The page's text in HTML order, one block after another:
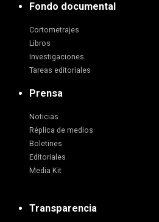
Fondo documental
Cortometrajes
Libros
Investigaciones
Tareas editoriales
Prensa
Noticias
Réplica de medios
Boletines
Editoriales
Media Kit
Transparencia